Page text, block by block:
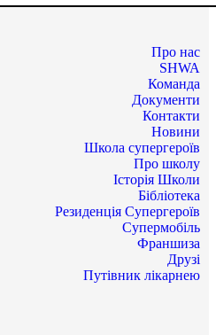
Про нас
SHWA
Команда
Документи
Контакти
Новини
Школа супергероїв
Про школу
Історія Школи
Бібліотека
Резиденція Супергероїв
Супермобіль
Франшиза
Друзі
Путівник лікарнею